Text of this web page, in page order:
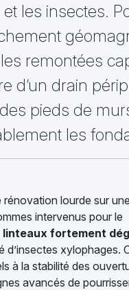
les insectes.
remontées
d’un drain
pieds de
les
rénovation lourde sur
intervenus pour le
linteaux fortement
d’insectes xylophages.
à la stabilité des
avancés de